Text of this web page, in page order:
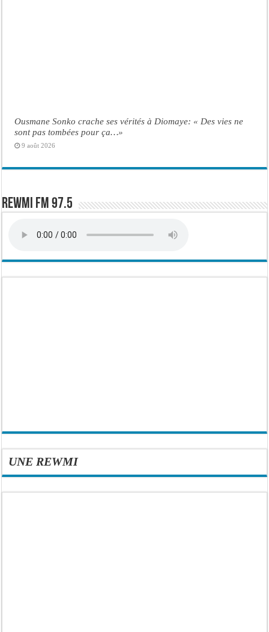
Ousmane Sonko crache ses vérités à Diomaye: « Des vies ne
sont pas tombées pour ça…»
9 août 2026
Rewmi FM 97.5
UNE REWMI